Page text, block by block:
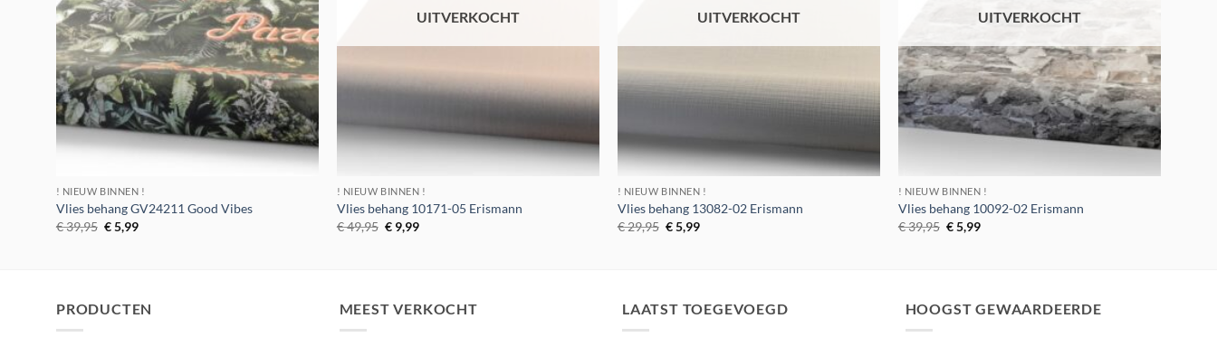
! NIEUW BINNEN !
Vlies behang GV24211 Good Vibes
€39,95 Oorspronkelijke
prijs
€5,99Huidige
UITVERKOCHT
! NIEUW BINNEN !
Vlies behang 10171-05 Erismann
€49,95 Oorspronkelijke
prijs
€ 9,99Huidige
UITVERKOCHT
! NIEUW BINNEN !
Vlies behang 13082-02 Erismann
€29,95 Oorspronkelijke
prijs
€5,99Huidige
UITVERKOCHT
! NIEUW BINNEN !
Vlies behang 10092-02 Erismann
€39,95 Oorspronkelijke
prijs
€5,99Huidige
PRODUCTEN MEEST VERKOCHT LAATST TOEGEVOEGD HOOGST GEWAARDEERDE